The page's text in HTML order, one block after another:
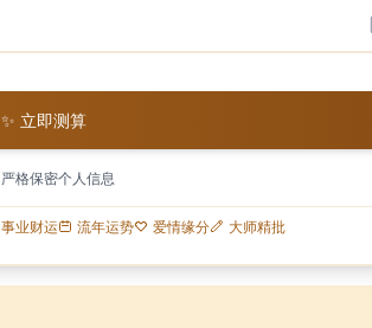
✨ 立即测算
严格保密个人信息
事业财运 流年运势 爱情缘分 大师精批